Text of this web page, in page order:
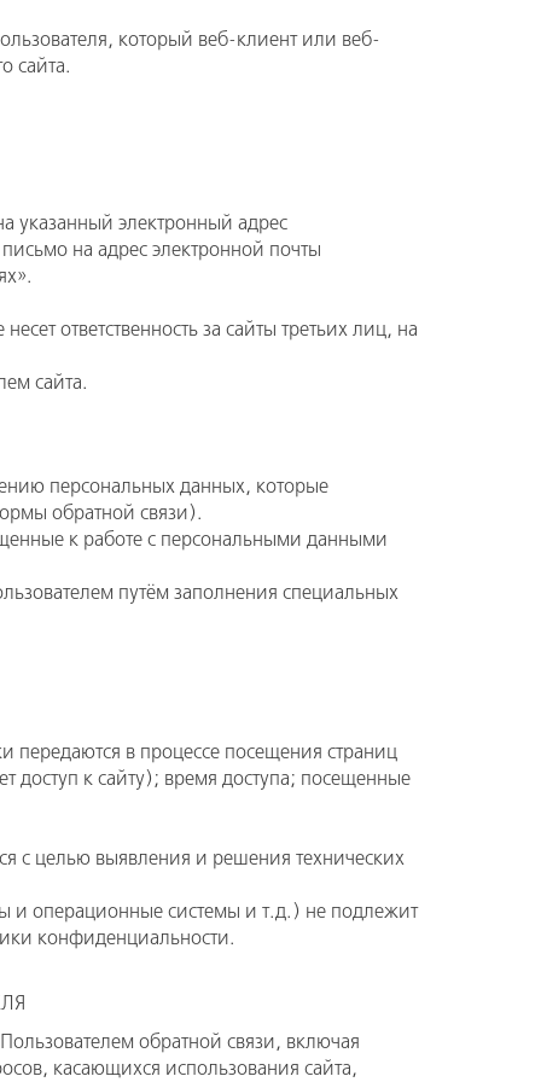
который веб-клиент или веб-
сайта.
указанный электронный адрес
на адрес электронной почты
ответственность за сайты третьих лиц, на
сайта.
персональных данных, которые
обратной связи).
к работе с персональными данными
путём заполнения специальных
передаются в процессе посещения страниц
доступ к сайту); время доступа; посещенные
с целью выявления и решения технических
и операционные системы и т.д.) не подлежит
конфиденциальности.
обратной связи, включая
касающихся использования сайта,